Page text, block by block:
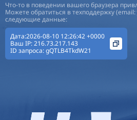
Что-то в поведении вашего браузера
Можете обратиться в техподдержку (email:
следующие данные:
Дата:2026-08-10 12:26:42 +0000
Ваш IP:216.73.217.143
ID запроса:gQTLB4TkdW21